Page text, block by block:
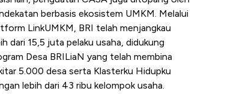
berbasis ekosistem UMKM. Melalui
LinkUMKM, BRI telah menjangkau
dari 15,5 juta pelaku usaha, didukung
Desa BRILiaN yang telah membina
5.000 desa serta Klasterku Hidupku
lebih dari 43 ribu kelompok usaha.